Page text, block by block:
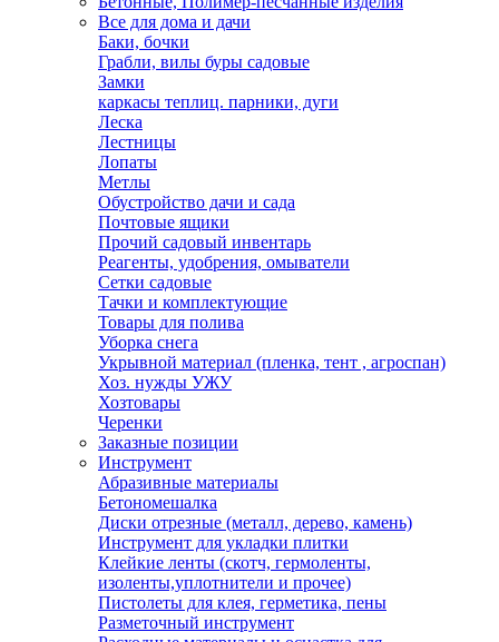
Все для дома и дачи
Баки, бочки
Грабли, вилы буры садовые
Замки
каркасы теплиц. парники, дуги
Леска
Лестницы
Лопаты
Метлы
Обустройство дачи и сада
Почтовые ящики
Прочий садовый инвентарь
Реагенты, удобрения, омыватели
Сетки садовые
Тачки и комплектующие
Товары для полива
Уборка снега
Укрывной материал (пленка, тент , агроспан)
Хоз. нужды УЖУ
Хозтовары
Черенки
Заказные позиции
Инструмент
Абразивные материалы
Бетономешалка
Диски отрезные (металл, дерево, камень)
Инструмент для укладки плитки
Клейкие ленты (скотч, гермоленты,
изоленты,уплотнители и прочее)
Пистолеты для клея, герметика, пены
Разметочный инструмент